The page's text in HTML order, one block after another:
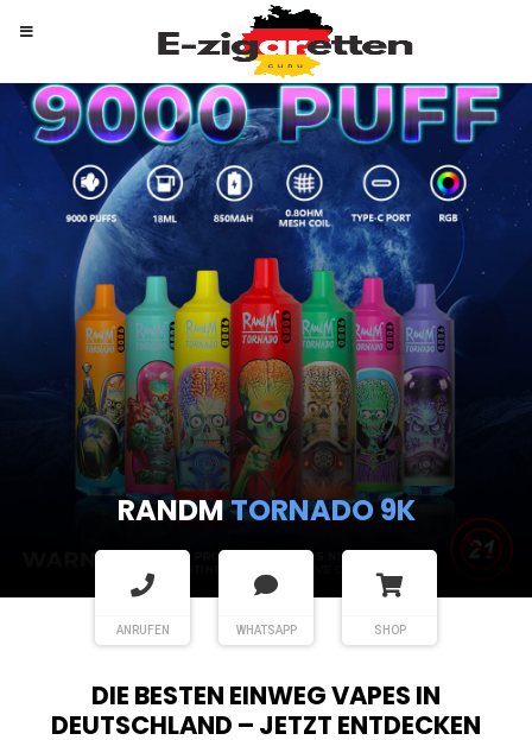
RANDMTORNADO 9K
ANRUFEN WHATSAPP SHOP
DIE BESTEN EINWEG VAPES IN
DEUTSCHLAND – JETZT ENTDECKEN